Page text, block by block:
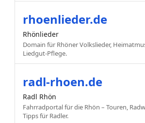
rhoenlieder.de
Rhönlieder
Domain für Rhöner Volkslieder,
Liedgut-Pflege.
radl-rhoen.de
Radl Rhön
Fahrradportal für die Rhön – Touren,
Tipps für Radler.